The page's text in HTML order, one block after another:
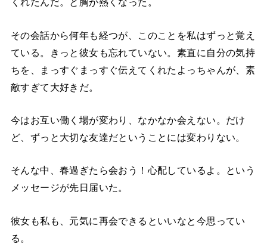
その会話から何年も経つが、このことを私はずっと覚え
ている。きっと彼女も忘れていない。素直に自分の気持
ちを、まっすぐまっすぐ伝えてくれたよっちゃんが、素
敵すぎて大好きだ。
今はお互い働く場が変わり、なかなか会えない。だけ
ど、ずっと大切な友達だということには変わりない。
そんな中、春過ぎたら会おう！心配しているよ。という
メッセージが先日届いた。
彼女も私も、元気に再会できるといいなと今思ってい
る。